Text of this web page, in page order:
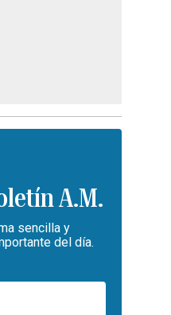
A.M.
sencilla y
del día.